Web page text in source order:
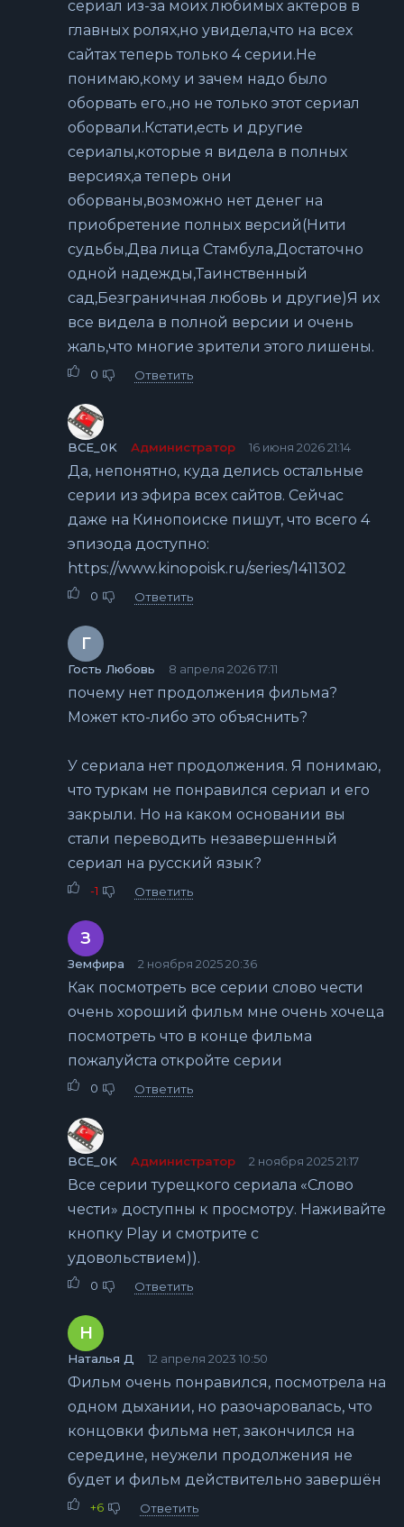
сериал из-за моих любимых актеров в
главных ролях,но увидела,что на всех
сайтах теперь только 4 серии.Не
понимаю,кому и зачем надо было
оборвать его.,но не только этот сериал
оборвали.Кстати,есть и другие
сериалы,которые я видела в полных
версиях,а теперь они
оборваны,возможно нет денег на
приобретение полных версий(Нити
судьбы,Два лица Стамбула,Достаточно
одной надежды,Таинственный
сад,Безграничная любовь и другие)Я их
все видела в полной версии и очень
жаль,что многие зрители этого лишены.
0 Ответить
BCE_0K Администратор 16 июня 2026 21:14
Да, непонятно, куда делись остальные
серии из эфира всех сайтов. Сейчас
даже на Кинопоиске пишут, что всего 4
эпизода доступно:
https://www.kinopoisk.ru/series/1411302
0 Ответить
Г
Гость Любовь 8 апреля 2026 17:11
почему нет продолжения фильма?
Может кто-либо это объяснить?
У сериала нет продолжения. Я понимаю,
что туркам не понравился сериал и его
закрыли. Но на каком основании вы
стали переводить незавершенный
сериал на русский язык?
-1 Ответить
З
Земфира 2 ноября 2025 20:36
Как посмотреть все серии слово чести
очень хороший фильм мне очень хочеца
посмотреть что в конце фильма
пожалуйста откройте серии
0 Ответить
BCE_0K Администратор 2 ноября 2025 21:17
Все серии турецкого сериала «Слово
чести» доступны к просмотру. Наживайте
кнопку Play и смотрите с
удовольствием)).
0 Ответить
Н
Наталья Д 12 апреля 2023 10:50
Фильм очень понравился, посмотрела на
одном дыхании, но разочаровалась, что
концовки фильма нет, закончился на
середине, неужели продолжения не
будет и фильм действительно завершён
+6 Ответить